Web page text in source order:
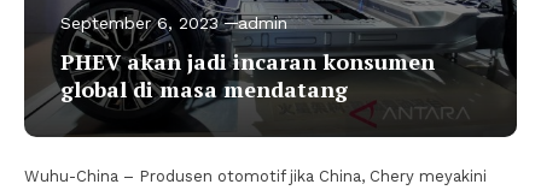
September 6, 2023 admin
PHEV akan jadi incaran konsumen
global di masa mendatang
Wuhu-China – Produsen otomotif jika China, Chery meyakini